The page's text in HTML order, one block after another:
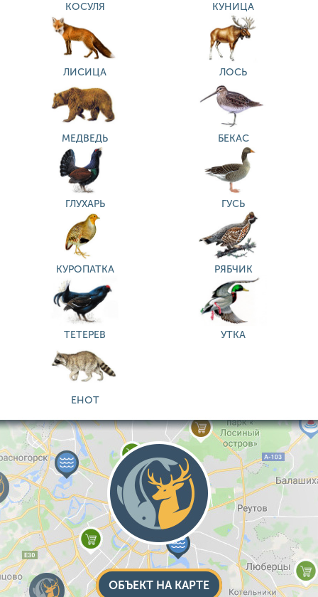
КОСУЛЯ КУНИЦА
ЛИСИЦА ЛОСЬ
МЕДВЕДЬ БЕКАС
ГЛУХАРЬ ГУСЬ
КУРОПАТКА РЯБЧИК
ТЕТЕРЕВ УТКА
ЕНОТ
ОБЪЕКТ НА КАРТЕ